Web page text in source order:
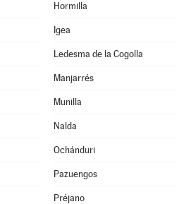
Hormilla
Igea
Ledesma de la Cogolla
Manjarrés
Munilla
Nalda
Ochánduri
Pazuengos
Préjano